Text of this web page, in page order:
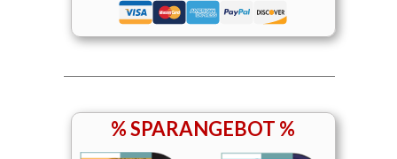
% SPARANGEBOT %